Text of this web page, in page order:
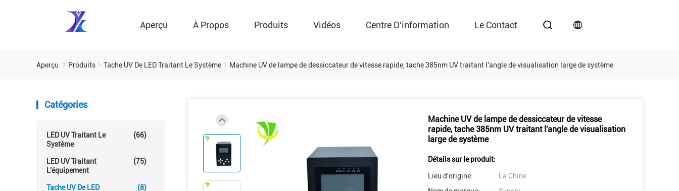
Aperçu À Propos Produits Vidéos Centre D'information Le Contact
Aperçu Produits Tache UV De LED Traitant Le Système Machine UV de lampe de dessiccateur de vitesse rapide, tache 385nm UV traitant l'angle de visualisation large de système
Catégories
LED UV Traitant Le
Système
(66)
LED UV Traitant
L'équipement
(75)
Tache UV De LED
(8)
Machine UV de lampe de dessiccateur de vitesse
rapide, tache 385nm UV traitant l'angle de visualisation
large de système
Détails sur le produit:
Lieu d'origine:
La Chine